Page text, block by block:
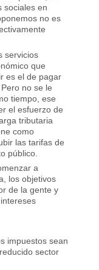
sociales en
no es
servicios
que
es el de pagar
no se le
tiempo, ese
el esfuerzo de
tributaria
como
las tarifas de
público.
a
los objetivos
de la gente y
impuestos sean
sector